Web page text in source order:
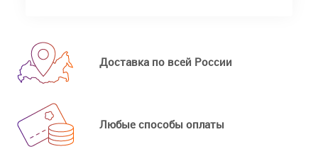
Доставка по всей России
Любые способы оплаты